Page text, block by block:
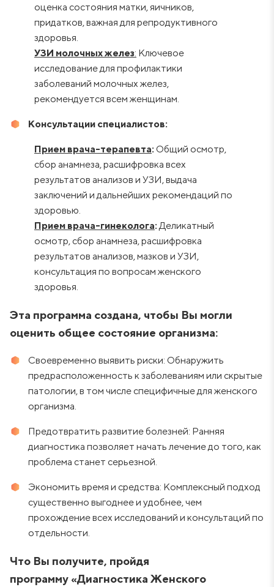
оценка состояния матки, яичников,
придатков, важная для репродуктивного
здоровья.
УЗИ молочных желез: Ключевое
исследование для профилактики
заболеваний молочных желез,
рекомендуется всем женщинам.
Консультации специалистов:
Прием врача-терапевта: Общий осмотр,
сбор анамнеза, расшифровка всех
результатов анализов и УЗИ, выдача
заключений и дальнейших рекомендаций по
здоровью.
Прием врача-гинеколога:Деликатный
осмотр, сбор анамнеза, расшифровка
результатов анализов, мазков и УЗИ,
консультация по вопросам женского
здоровья.
Эта программа создана, чтобы Вы могли
оценить общее состояние организма:
Своевременно выявить риски: Обнаружить
предрасположенность к заболеваниям или скрытые
патологии, в том числе специфичные для женского
организма.
Предотвратить развитие болезней: Ранняя
диагностика позволяет начать лечение до того, как
проблема станет серьезной.
Экономить время и средства: Комплексный подход
существенно выгоднее и удобнее, чем
прохождение всех исследований и консультаций по
отдельности.
Что Вы получите, пройдя
программу «Диагностика Женского